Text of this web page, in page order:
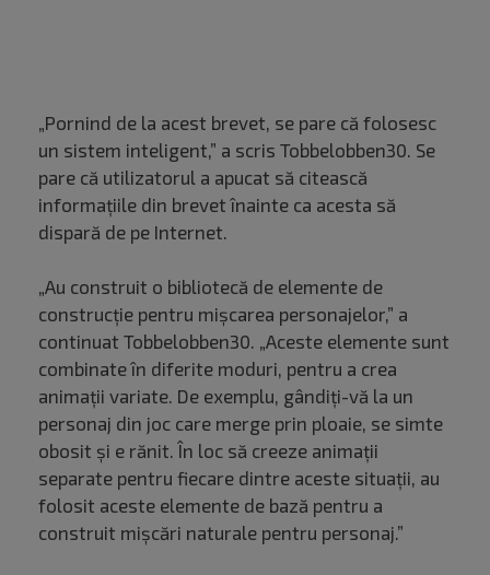
„Pornind de la acest brevet, se pare că folosesc
un sistem inteligent,” a scris Tobbelobben30. Se
pare că utilizatorul a apucat să citească
informațiile din brevet înainte ca acesta să
dispară de pe Internet.
„Au construit o bibliotecă de elemente de
construcție pentru mișcarea personajelor,” a
continuat Tobbelobben30. „Aceste elemente sunt
combinate în diferite moduri, pentru a crea
animații variate. De exemplu, gândiți-vă la un
personaj din joc care merge prin ploaie, se simte
obosit și e rănit. În loc să creeze animații
separate pentru fiecare dintre aceste situații, au
folosit aceste elemente de bază pentru a
construit mișcări naturale pentru personaj.”